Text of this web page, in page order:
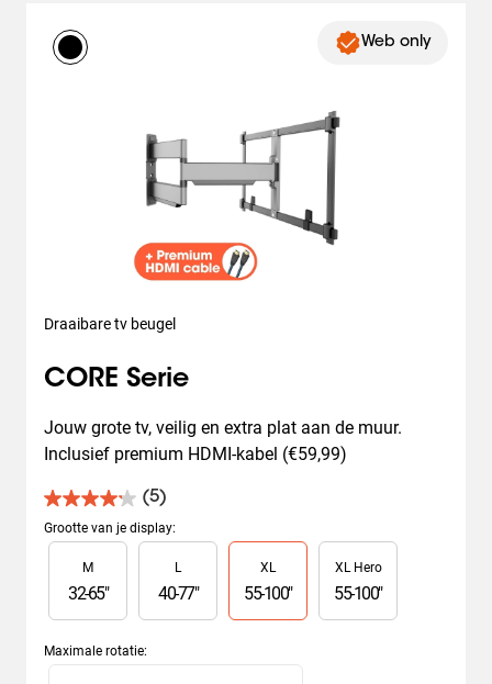
Web only
Draaibare tv beugel
CORE Serie
Jouw grote tv, veilig en extra plat aan de muur.
Inclusief premium HDMI-kabel (€59,99)
(5)
4.2
van
de
sterren.
5
Grootte van je display:
Slide 1 of 4
M
32-65"
L
40-77"
XL
55-100"
XL Hero
55-100"
Maximale rotatie:
Slide 1 of 2